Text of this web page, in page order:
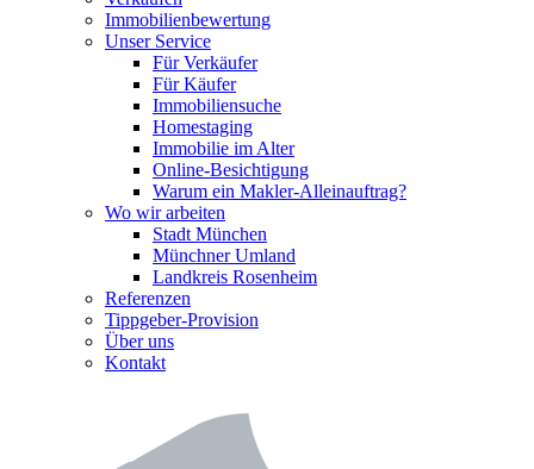
Immobilienbewertung
Unser Service
Für Verkäufer
Für Käufer
Immobiliensuche
Homestaging
Immobilie im Alter
Online-Besichtigung
Warum ein Makler-Alleinauftrag?
Wo wir arbeiten
Stadt München
Münchner Umland
Landkreis Rosenheim
Referenzen
Tippgeber-Provision
Über uns
Kontakt